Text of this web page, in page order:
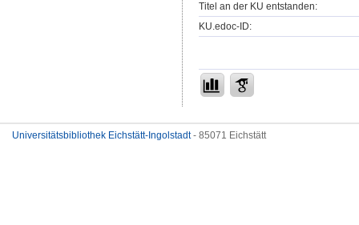
Titel an der KU entstanden:
KU.edoc-ID:
Universitätsbibliothek Eichstätt-Ingolstadt- 85071 Eichstätt